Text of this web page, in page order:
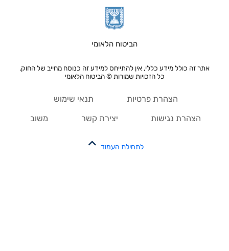
הביטוח הלאומי
אתר זה כולל מידע כללי, אין להתייחס למידע זה כנוסח מחייב של החוק.
כל הזכויות שמורות © הביטוח הלאומי
הצהרת פרטיות תנאי שימוש
הצהרת נגישות יצירת קשר משוב
לתחילת העמוד